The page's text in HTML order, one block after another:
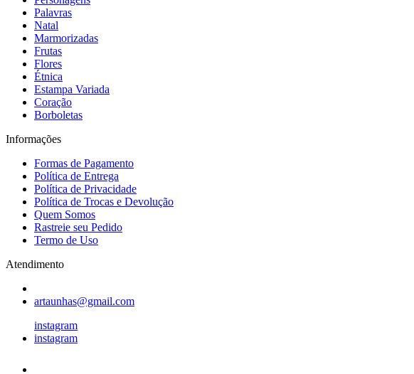
Palavras
Natal
Marmorizadas
Frutas
Flores
Étnica
Estampa Variada
Coração
Borboletas
Informações
Formas de Pagamento
Política de Entrega
Política de Privacidade
Política de Trocas e Devolução
Quem Somos
Rastreie seu Pedido
Termo de Uso
Atendimento
artaunhas@gmail.com
instagram
instagram